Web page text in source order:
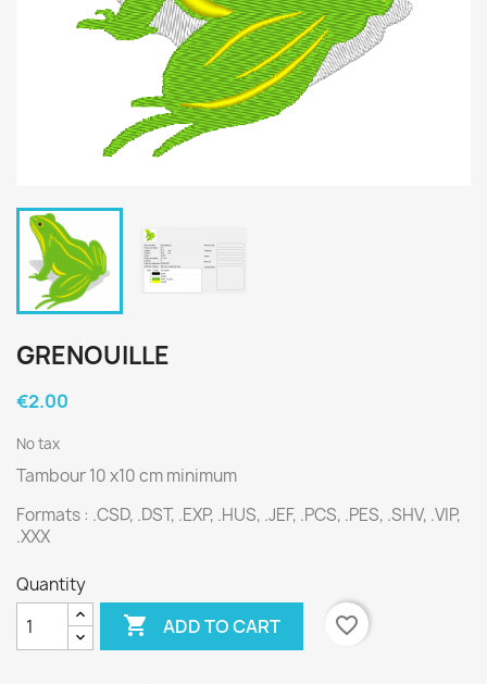
GRENOUILLE
€2.00
No tax
Tambour 10 x10 cm minimum
Formats : .CSD, .DST, .EXP, .HUS, .JEF, .PCS, .PES, .SHV, .VIP,
.XXX
Quantity
 ADD TO CART favorite_border